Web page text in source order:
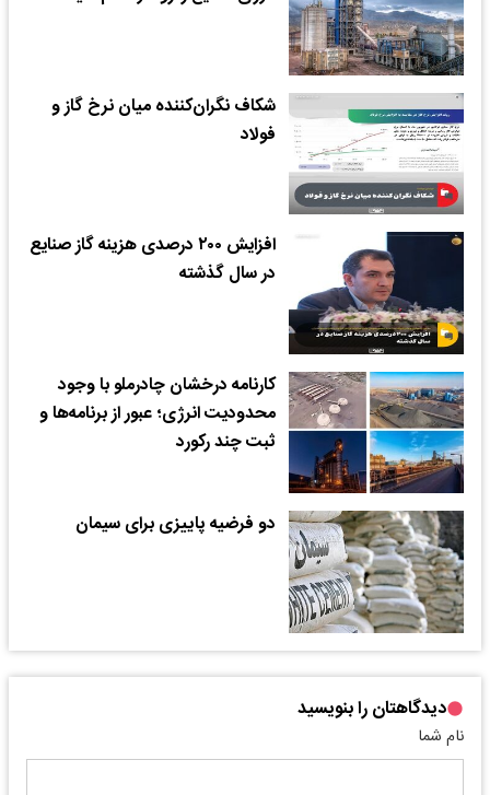
شکاف نگران‌کننده میان نرخ گاز و
فولاد
افزایش ۲۰۰ درصدی هزینه گاز صنایع
در سال گذشته
کارنامه درخشان چادرملو با وجود
محدودیت انرژی؛ عبور از برنامه‌ها و
ثبت چند رکورد
دو فرضیه پاییزی برای سیمان
دیدگاهتان را بنویسید
نام شما